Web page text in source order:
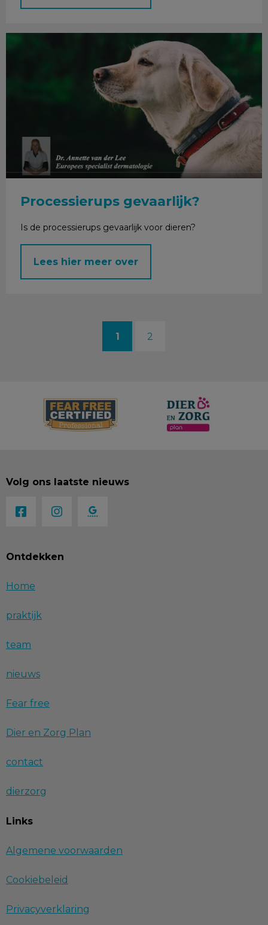
Processierups gevaarlijk?
Is de processierups gevaarlijk voor dieren?
Lees hier meer over
1 2
Ontdekken
Home
praktijk
team
nieuws
Fear free
Dier en Zorg Plan
contact
dierzorg
Links
Algemene voorwaarden
Cookiebeleid
Privacyverklaring
Volg ons laatste nieuws